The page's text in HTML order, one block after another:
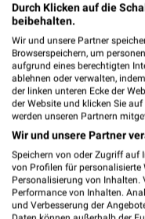
Durch Klicken auf die
beibehalten.
Wir und unsere Partner
Browserspeichern, um
aufgrund eines berechtigten
ablehnen oder verwalten,
der linken unteren Ecke der
der Website und klicken Sie
werden unseren Partnern
Wir und unsere Partner
Speichern von oder Zugriff auf
von Profilen für personalisierte
Personalisierung von Inhalten.
Performance von Inhalten.
und Verbesserung der